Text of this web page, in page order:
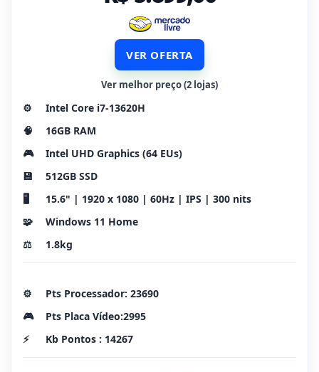
VER OFERTA
Ver melhor preço (2 lojas)
⚙️
Intel Core i7-13620H
🧠
16GB RAM
🎮
Intel UHD Graphics (64 EUs)
💾
512GB SSD
🖥️
15.6" | 1920 x 1080 | 60Hz | IPS | 300 nits
🧩
Windows 11 Home
⚖️
1.8kg
⚙️
Pts Processador: 23690
🎮
Pts Placa Vídeo:2995
⚡
Kb Pontos : 14267